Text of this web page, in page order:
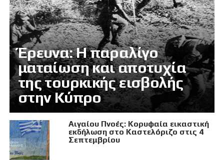
Έρευνα: Η παραλίγο
ματαίωση και αποτυχία
της τουρκικής εισβολής
στην Κύπρο
Αιγαίου Πνοές: Κορυφαία εικαστική
εκδήλωση στο Καστελόριζο στις 4
Σεπτεμβρίου